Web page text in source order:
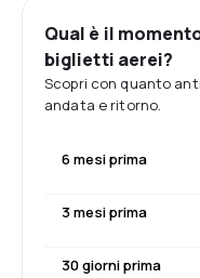
Qual è il
biglietti aerei?
Scopri con quanto
andata e ritorno.
6 mesi prima
3 mesi prima
30 giorni prima